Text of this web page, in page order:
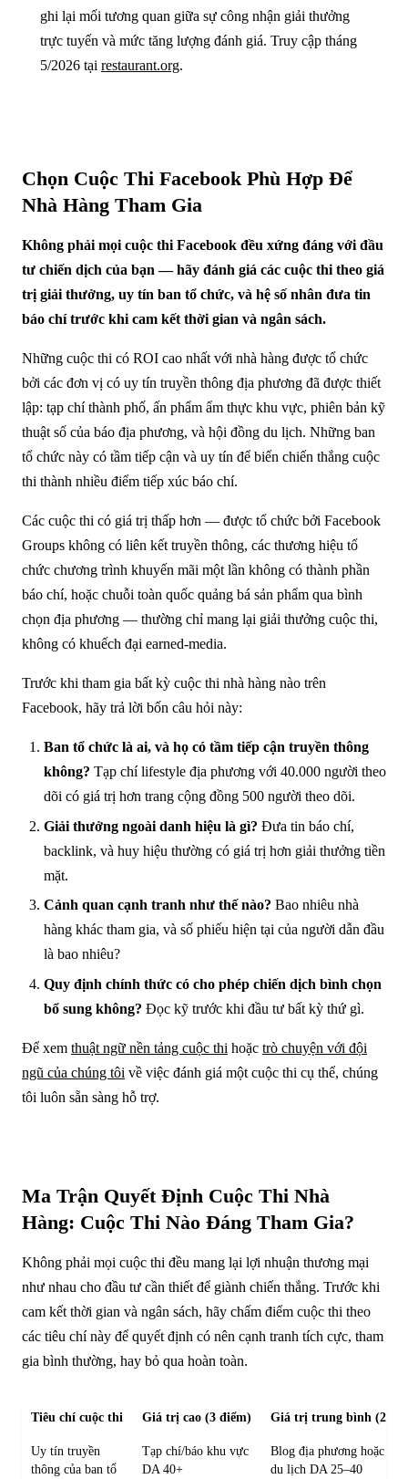
ghi lại mối tương quan giữa sự công nhận giải thưởng
trực tuyến và mức tăng lượng đánh giá. Truy cập tháng
5/2026 tại restaurant.org.
Chọn Cuộc Thi Facebook Phù Hợp Để
Nhà Hàng Tham Gia
Không phải mọi cuộc thi Facebook đều xứng đáng với đầu
tư chiến dịch của bạn — hãy đánh giá các cuộc thi theo giá
trị giải thưởng, uy tín ban tổ chức, và hệ số nhân đưa tin
báo chí trước khi cam kết thời gian và ngân sách.
Những cuộc thi có ROI cao nhất với nhà hàng được tổ chức
bởi các đơn vị có uy tín truyền thông địa phương đã được thiết
lập: tạp chí thành phố, ấn phẩm ẩm thực khu vực, phiên bản kỹ
thuật số của báo địa phương, và hội đồng du lịch. Những ban
tổ chức này có tầm tiếp cận và uy tín để biến chiến thắng cuộc
thi thành nhiều điểm tiếp xúc báo chí.
Các cuộc thi có giá trị thấp hơn — được tổ chức bởi Facebook
Groups không có liên kết truyền thông, các thương hiệu tổ
chức chương trình khuyến mãi một lần không có thành phần
báo chí, hoặc chuỗi toàn quốc quảng bá sản phẩm qua bình
chọn địa phương — thường chỉ mang lại giải thưởng cuộc thi,
không có khuếch đại earned-media.
Trước khi tham gia bất kỳ cuộc thi nhà hàng nào trên
Facebook, hãy trả lời bốn câu hỏi này:
Ban tổ chức là ai, và họ có tầm tiếp cận truyền thông
không? Tạp chí lifestyle địa phương với 40.000 người theo
dõi có giá trị hơn trang cộng đồng 500 người theo dõi.
Giải thưởng ngoài danh hiệu là gì? Đưa tin báo chí,
backlink, và huy hiệu thường có giá trị hơn giải thưởng tiền
mặt.
Cảnh quan cạnh tranh như thế nào? Bao nhiêu nhà
hàng khác tham gia, và số phiếu hiện tại của người dẫn đầu
là bao nhiêu?
Quy định chính thức có cho phép chiến dịch bình chọn
bổ sung không? Đọc kỹ trước khi đầu tư bất kỳ thứ gì.
Để xem thuật ngữ nền tảng cuộc thi hoặc trò chuyện với đội
ngũ của chúng tôi về việc đánh giá một cuộc thi cụ thể, chúng
tôi luôn sẵn sàng hỗ trợ.
Ma Trận Quyết Định Cuộc Thi Nhà
Hàng: Cuộc Thi Nào Đáng Tham Gia?
Không phải mọi cuộc thi đều mang lại lợi nhuận thương mại
như nhau cho đầu tư cần thiết để giành chiến thắng. Trước khi
cam kết thời gian và ngân sách, hãy chấm điểm cuộc thi theo
các tiêu chí này để quyết định có nên cạnh tranh tích cực, tham
gia bình thường, hay bỏ qua hoàn toàn.
Tiêu chí cuộc thi Giá trị cao (3 điểm) Giá trị trung bình (2
Uy tín truyền
thông của ban tổ
Tạp chí/báo khu vực
DA 40+
Blog địa phương hoặc
du lịch DA 25–40